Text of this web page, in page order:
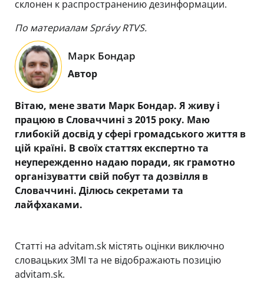
склонен к распространению дезинформации.
По материалам Správy RTVS.
Марк Бондар
Автор
Вітаю, мене звати Марк Бондар. Я живу і
працюю в Словаччині з 2015 року. Маю
глибокій досвід у сфері громадського життя в
цій країні. В своїх статтях експертно та
неупережденно надаю поради, як грамотно
організуватти свій побут та дозвілля в
Словаччині. Ділюсь секретами та
лайфхаками.
Статті на advitam.sk містять оцінки виключно
словацьких ЗМІ та не відображають позицію
advitam.sk.